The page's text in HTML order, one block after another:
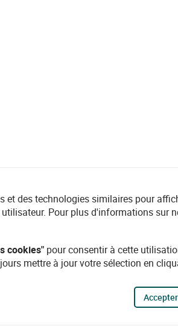
et des technologies similaires pour
utilisateur. Pour plus d'informations sur
cookies" pour consentir à cette
mettre à jour votre sélection en